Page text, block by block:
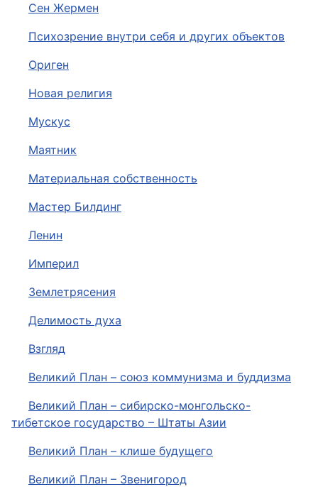
Сен Жермен
Психозрение внутри себя и других объектов
Ориген
Новая религия
Мускус
Маятник
Материальная собственность
Мастер Билдинг
Ленин
Империл
Землетрясения
Делимость духа
Взгляд
Великий План – союз коммунизма и буддизма
Великий План – сибирско-монгольско-
тибетское государство – Штаты Азии
Великий План – клише будущего
Великий План – Звенигород